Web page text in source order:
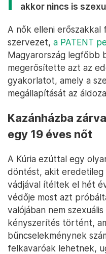
akkor nincs is
A nők elleni erőszakkal
szervezet, a PATENT
Magyarország legfőbb
megerősítette azt az
gyakorlatot, amely a
megállapítását az
Kazánházba
egy 19 éves nőt
A Kúria ezúttal egy
döntést, akit eredetileg
vádjával ítéltek el hét
védője most azt
valójában nem
kényszerítés történt,
bűncselekménynek
felkavaróak lehetnek,